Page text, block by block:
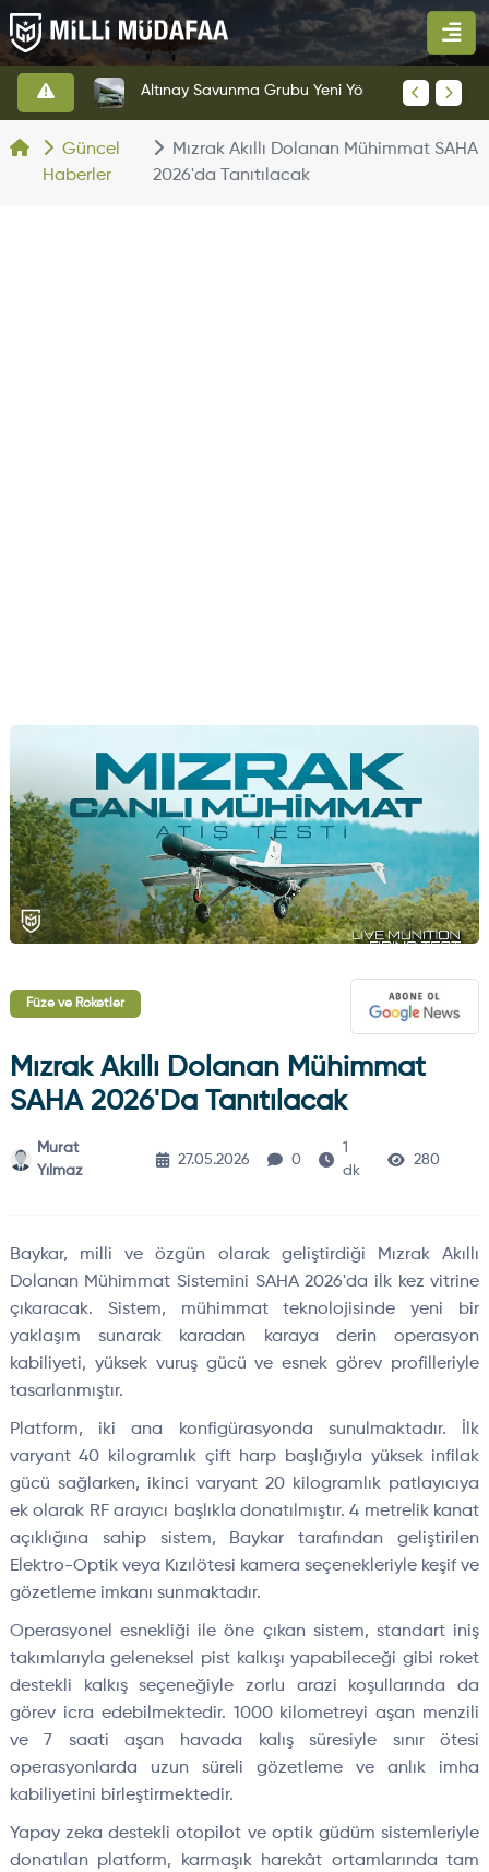
Güncel
Haberler
Mızrak Akıllı Dolanan Mühimmat SAHA
2026'da Tanıtılacak
Füze ve Roketler
Mızrak Akıllı Dolanan Mühimmat
SAHA 2026'da Tanıtılacak
Murat
Yılmaz
27.05.2026 0
1
dk
280
Baykar, milli ve özgün olarak geliştirdiği Mızrak Akıllı
Dolanan Mühimmat Sistemini SAHA 2026'da ilk kez vitrine
çıkaracak. Sistem, mühimmat teknolojisinde yeni bir
yaklaşım sunarak karadan karaya derin operasyon
kabiliyeti, yüksek vuruş gücü ve esnek görev profilleriyle
tasarlanmıştır.
Platform, iki ana konfigürasyonda sunulmaktadır. İlk
varyant 40 kilogramlık çift harp başlığıyla yüksek infilak
gücü sağlarken, ikinci varyant 20 kilogramlık patlayıcıya
ek olarak RF arayıcı başlıkla donatılmıştır. 4 metrelik kanat
açıklığına sahip sistem, Baykar tarafından geliştirilen
Elektro-Optik veya Kızılötesi kamera seçenekleriyle keşif ve
gözetleme imkanı sunmaktadır.
Operasyonel esnekliği ile öne çıkan sistem, standart iniş
takımlarıyla geleneksel pist kalkışı yapabileceği gibi roket
destekli kalkış seçeneğiyle zorlu arazi koşullarında da
görev icra edebilmektedir. 1000 kilometreyi aşan menzili
ve 7 saati aşan havada kalış süresiyle sınır ötesi
operasyonlarda uzun süreli gözetleme ve anlık imha
kabiliyetini birleştirmektedir.
Yapay zeka destekli otopilot ve optik güdüm sistemleriyle
donatılan platform, karmaşık harekât ortamlarında tam